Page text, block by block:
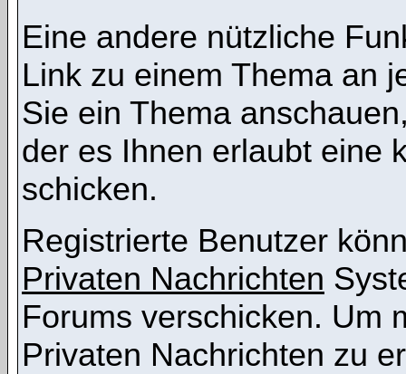
Eine andere nützliche
Link zu einem Thema an
Sie ein Thema
der es Ihnen erlaubt eine
schicken.
Registrierte Benutzer
Privaten Nachrichten
Forums verschicken. Um
Privaten Nachrichten zu